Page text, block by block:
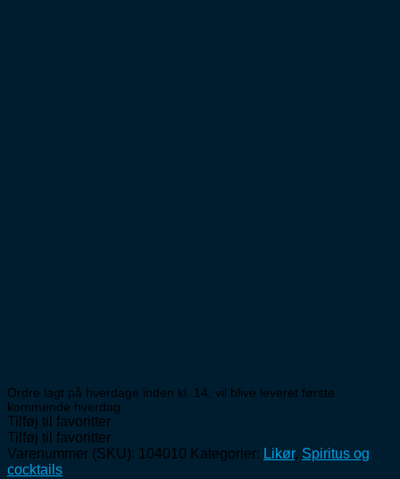
Ordre lagt på hverdage inden kl. 14, vil blive leveret første
kommende hverdag
Tilføj til favoritter
Tilføj til favoritter
Varenummer (SKU): 104010 Kategorier: Likør, Spiritus og
cocktails